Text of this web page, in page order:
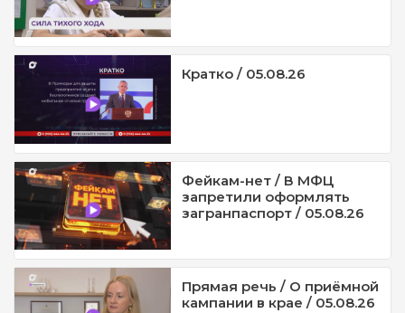
Кратко / 05.08.26
Фейкам-нет / В МФЦ
запретили оформлять
загранпаспорт / 05.08.26
Прямая речь / О приёмной
кампании в крае / 05.08.26